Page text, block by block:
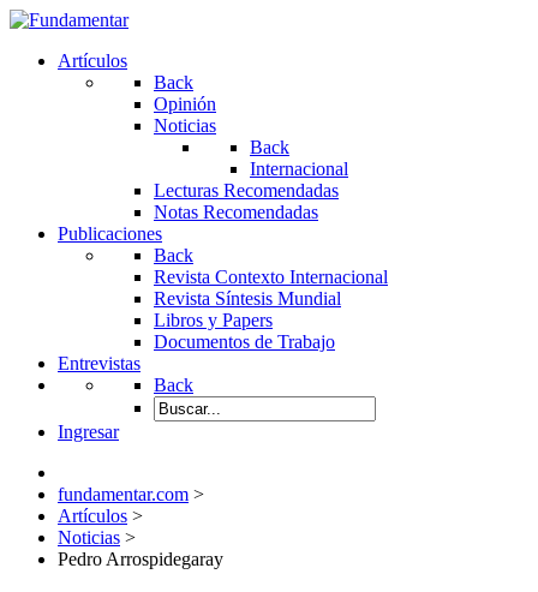
Artículos
Back
Opinión
Noticias
Back
Internacional
Lecturas Recomendadas
Notas Recomendadas
Publicaciones
Back
Revista Contexto Internacional
Revista Síntesis Mundial
Libros y Papers
Documentos de Trabajo
Entrevistas
Back
Ingresar
fundamentar.com >
Artículos >
Noticias >
Pedro Arrospidegaray